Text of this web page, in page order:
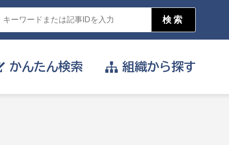
かんたん検索 組織から探す